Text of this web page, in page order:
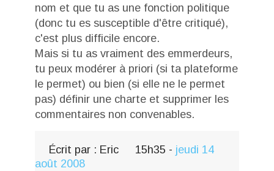
nom et que tu as une fonction politique
(donc tu es susceptible d'être critiqué),
c'est plus difficile encore.
Mais si tu as vraiment des emmerdeurs,
tu peux modérer à priori (si ta plateforme
le permet) ou bien (si elle ne le permet
pas) définir une charte et supprimer les
commentaires non convenables.
Écrit par : Eric 15h35 - jeudi 14
août 2008